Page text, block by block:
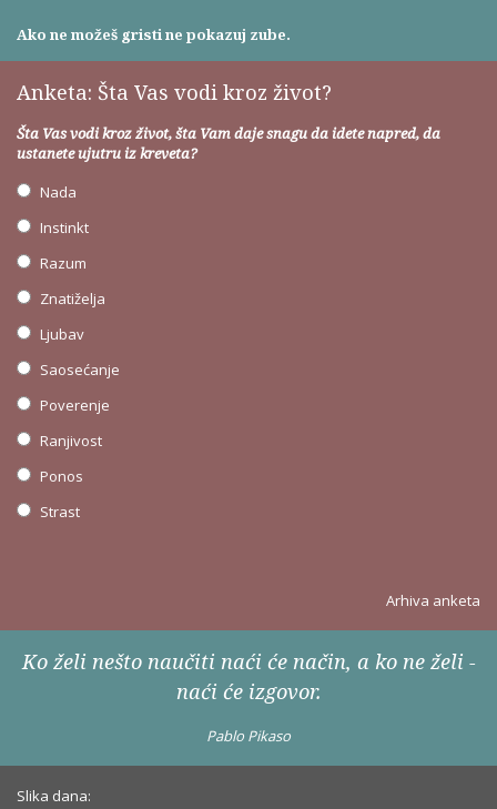
Ako ne možeš gristi ne pokazuj zube.
Anketa: Šta Vas vodi kroz život?
Šta Vas vodi kroz život, šta Vam daje snagu da idete napred, da
ustanete ujutru iz kreveta?
Nada
Instinkt
Razum
Znatiželja
Ljubav
Saosećanje
Poverenje
Ranjivost
Ponos
Strast
Arhiva anketa
Ko želi nešto naučiti naći će način, a ko ne želi -
naći će izgovor.
Pablo Pikaso
Slika dana: